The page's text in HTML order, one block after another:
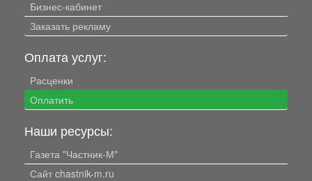
Бизнес-кабинет
Заказать рекламу
Оплата услуг:
Расценки
Оплатить
Наши ресурсы:
Газета "Частник-М"
Сайт chastnik-m.ru